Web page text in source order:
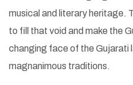
musical and literary heritage.
to fill that void and make the
changing face of the Gujarati
magnanimous traditions.